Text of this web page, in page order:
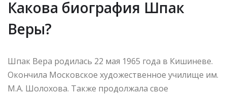
Какова биография Шпак
Веры?
Шпак Вера родилась 22 мая 1965 года в Кишиневе.
Окончила Московское художественное училище им.
М.А. Шолохова. Также продолжала свое